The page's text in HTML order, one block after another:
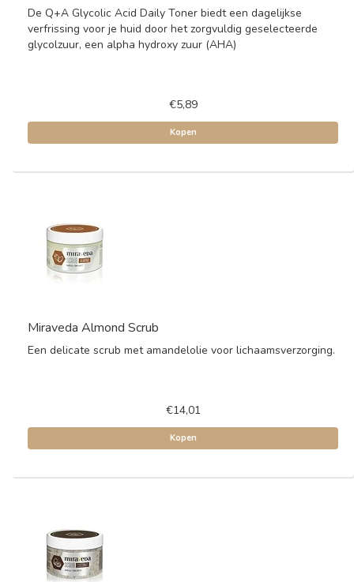
De Q+A Glycolic Acid Daily Toner biedt een dagelijkse
verfrissing voor je huid door het zorgvuldig geselecteerde
glycolzuur, een alpha hydroxy zuur (AHA)
€5,89
Kopen
Miraveda Almond Scrub
Een delicate scrub met amandelolie voor lichaamsverzorging.
€14,01
Kopen